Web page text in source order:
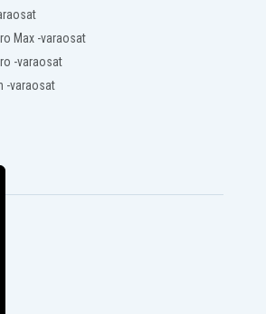
Max -varaosat
-varaosat
-varaosat